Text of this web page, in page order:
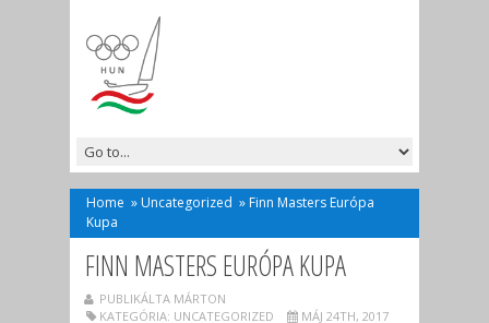
Home » Uncategorized » Finn Masters Európa
Kupa
FINN MASTERS EURÓPA KUPA
PUBLIKÁLTA MÁRTON
KATEGÓRIA: UNCATEGORIZED
MÁJ 24TH, 2017